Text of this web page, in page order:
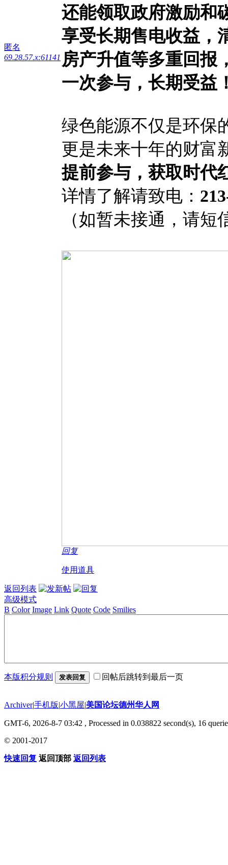
匿名
69.28.57.x:61141
还能领取政府激励和
享受长期售电收益，
房产升值等多重回报
一次参与，长期受益
绿色能源不仅是环保
更是未来十年的财富
提前参与， 获取时代
详情了解请致电：
（如暂未接通，请
回复
使用道具
返回列表
高级模式
B Color Image Link Quote Code Smilies
本版积分规则 发表回复 回帖后跳转到最后一页
Archiver|手机版|小黑屋|美国论坛德州华人网
GMT-6, 2026-8-7 03:42 , Processed in 0.038822 second(s), 16
© 2001-2017
快速回复 返回顶部 返回列表